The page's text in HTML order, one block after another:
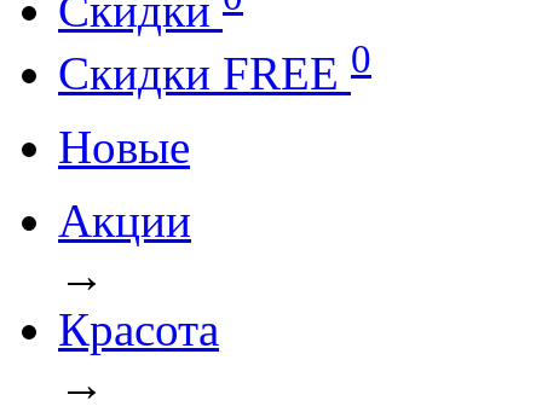
Cкидки FREE 0
Новые
Акции
→
Красота
→